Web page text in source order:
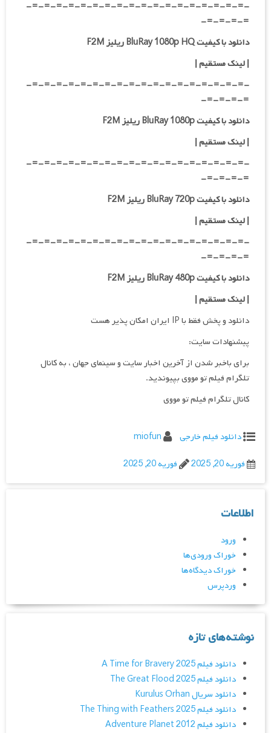
-=-=-=-=-=-=-=-=-=-=-=-=-=-=-=-=-=-=-
=-=-=-=-
دانلود با کیفیت BluRay 1080p HQ ریلیز F2M
|لینک مستقیم|
-=-=-=-=-=-=-=-=-=-=-=-=-=-=-=-=-=-=-
=-=-=-=-
دانلود با کیفیت BluRay 1080p ریلیز F2M
|لینک مستقیم|
-=-=-=-=-=-=-=-=-=-=-=-=-=-=-=-=-=-=-
=-=-=-=-
دانلود با کیفیت BluRay 720p ریلیز F2M
| لینک مستقیم|
-=-=-=-=-=-=-=-=-=-=-=-=-=-=-=-=-=-=-
=-=-=-=-
دانلود با کیفیت BluRay 480p ریلیز F2M
| لینک مستقیم|
دانلود و پخش فقط با IP ایران امکان پذیر هست
پیشنهادات سایت:
برای باخبر شدن از آخرین اخبار سایت و سینمای جهان ، به کانال
تلگرام فیلم تو مووی بپیوندید.
کانال تلگرام فیلم تو مووی
دانلود فیلم خارجی
miofun
فوریه 20, 2025
فوریه 20, 2025
اطلاعات
ورود
خوراک ورودی‌ها
خوراک دیدگاه‌ها
وردپرس
نوشته‌های تازه
دانلود فیلم A Time for Bravery 2025
دانلود فیلم The Great Flood 2025
دانلود سریال Kurulus Orhan
دانلود فیلم The Thing with Feathers 2025
دانلود فیلم Adventure Planet 2012